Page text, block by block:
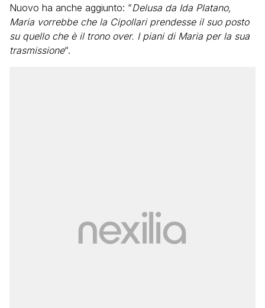
Nuovo ha anche aggiunto: “Delusa da Ida Platano,
Maria vorrebbe che la Cipollari prendesse il suo posto
su quello che è il trono over. I piani di Maria per la sua
trasmissione“.